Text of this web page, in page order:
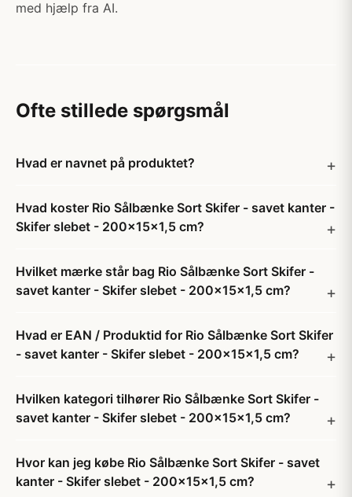
med hjælp fra AI.
Ofte stillede spørgsmål
Hvad er navnet på produktet?
Hvad koster Rio Sålbænke Sort Skifer - savet kanter -
Skifer slebet - 200x15x1,5 cm?
Hvilket mærke står bag Rio Sålbænke Sort Skifer -
savet kanter - Skifer slebet - 200x15x1,5 cm?
Hvad er EAN / Produktid for Rio Sålbænke Sort Skifer
- savet kanter - Skifer slebet - 200x15x1,5 cm?
Hvilken kategori tilhører Rio Sålbænke Sort Skifer -
savet kanter - Skifer slebet - 200x15x1,5 cm?
Hvor kan jeg købe Rio Sålbænke Sort Skifer - savet
kanter - Skifer slebet - 200x15x1,5 cm?